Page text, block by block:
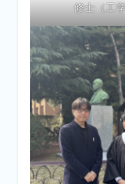
修士（工学